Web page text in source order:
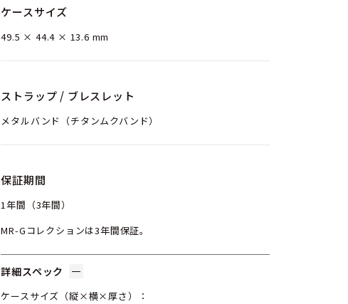
ケースサイズ
49.5 × 44.4 × 13.6 mm
ストラップ / ブレスレット
メタルバンド（チタンムクバンド）
保証期間
1年間（3年間）
MR-Gコレクションは3年間保証。
詳細スペック
ケースサイズ（縦×横×厚さ）：